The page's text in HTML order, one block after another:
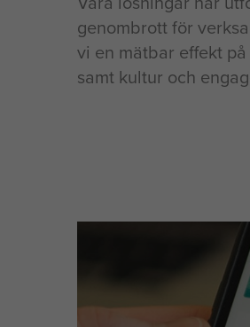
genombrott för
vi en mätbar effekt
samt kultur och